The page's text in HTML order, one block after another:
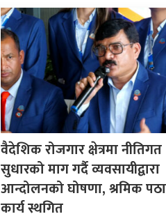
वैदेशिक रोजगार क्षेत्रमा नीतिगत
सुधारको माग गर्दै व्यवसायीद्वारा
आन्दोलनको घोषणा, श्रमिक
कार्य स्थगित